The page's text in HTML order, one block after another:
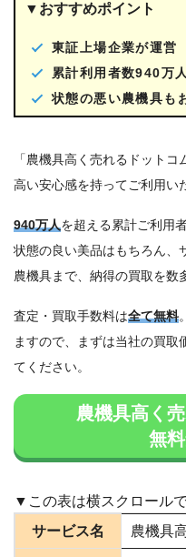
▼おすすめポイント
東証上場企業が運営
累計利用者数940万
状態の悪い農機具も
「農機具高く売れるドットコ
高い安心感を持ってご利用い
940万人を超える累計ご利用
状態の良い美品はもちろん、
農機具まで、納得の買取を数
査定・買取手数料は全て無料。
ますので、まずは当社の買取
てください。
農機具高く
無
サービス名 農機具